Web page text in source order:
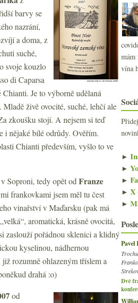
barvy se
nazrání,
a doma, z
suché,
svoje kouzlo
di Caparsa
Je to výborně udělaná
Mladě živě ovocité, suché, lehčí ale
zkoušku stojí. A nejsem si teď
i nějaké bílé odrůdy. Ověřím.
Chianti především, vyšlo to ve
v Soproni, tedy opět od Franze
frankovkami jsem měl tu čest
vinařství v Maďarsku (pak má
aromatická, krásně ovocitá,
zaslouží pořádnou sklenici a klidný
kyselinou, nádhernou
rozumně ohlazeným tříslem a
drahá :o)
od
mám
vína
►
►
►
► X
►
Pavel
Dvě